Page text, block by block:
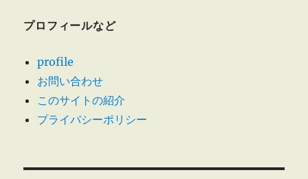
門
し
監
プロフィールなど
profile
お問い合わせ
このサイトの紹介
プライバシーポリシー